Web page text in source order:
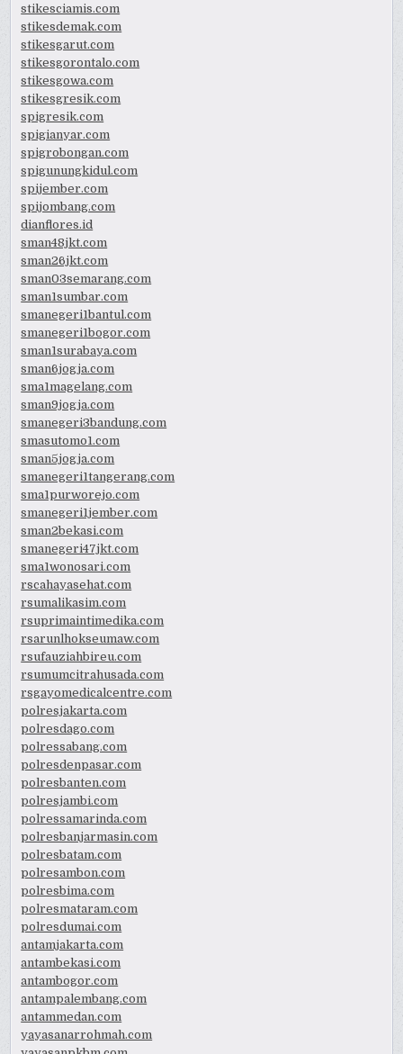
stikesciamis.com
stikesdemak.com
stikesgarut.com
stikesgorontalo.com
stikesgowa.com
stikesgresik.com
spigresik.com
spigianyar.com
spigrobongan.com
spigunungkidul.com
spijember.com
spijombang.com
dianflores.id
sman48jkt.com
sman26jkt.com
sman03semarang.com
sman1sumbar.com
smanegeri1bantul.com
smanegeri1bogor.com
sman1surabaya.com
sman6jogja.com
sma1magelang.com
sman9jogja.com
smanegeri3bandung.com
smasutomo1.com
sman5jogja.com
smanegeri1tangerang.com
sma1purworejo.com
smanegeri1jember.com
sman2bekasi.com
smanegeri47jkt.com
sma1wonosari.com
rscahayasehat.com
rsumalikasim.com
rsuprimaintimedika.com
rsarunlhokseumaw.com
rsufauziahbireu.com
rsumumcitrahusada.com
rsgayomedicalcentre.com
polresjakarta.com
polresdago.com
polressabang.com
polresdenpasar.com
polresbanten.com
polresjambi.com
polressamarinda.com
polresbanjarmasin.com
polresbatam.com
polresambon.com
polresbima.com
polresmataram.com
polresdumai.com
antamjakarta.com
antambekasi.com
antambogor.com
antampalembang.com
antammedan.com
yayasanarrohmah.com